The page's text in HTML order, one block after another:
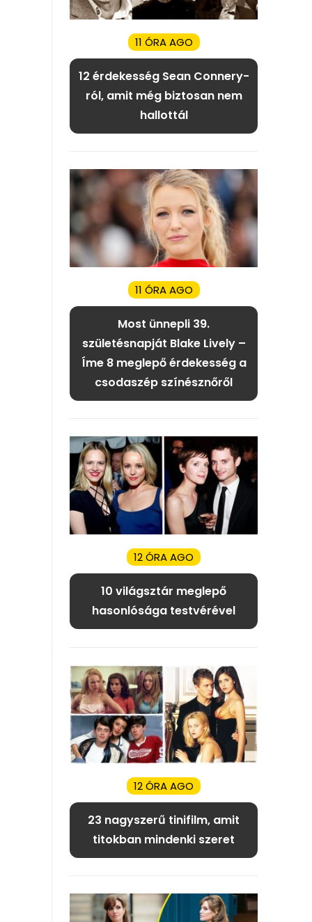
11 ÓRA AGO
12 érdekesség Sean Connery-
ról, amit még biztosan nem
hallottál
11 ÓRA AGO
Most ünnepli 39.
születésnapját Blake Lively –
Íme 8 meglepő érdekesség a
csodaszép színésznőről
12 ÓRA AGO
10 világsztár meglepő
hasonlósága testvérével
12 ÓRA AGO
23 nagyszerű tinifilm, amit
titokban mindenki szeret